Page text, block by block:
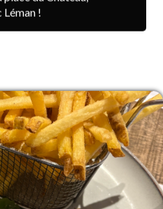
Léman !